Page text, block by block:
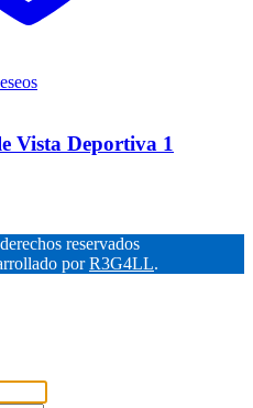
Vista Deportiva 1
reservados
porR3G4LL.